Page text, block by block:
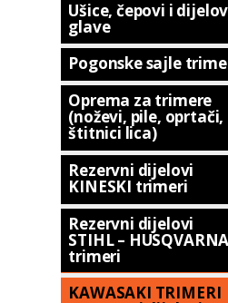
Ušice, čepovi i
glave
Pogonske sajle
Oprema za trimere
(noževi, pile, oprtači,
štitnici lica)
Rezervni dijelovi
KINESKI trimeri
Rezervni dijelovi
STIHL – HUSQVARNA
trimeri
KAWASAKI TRIMERI